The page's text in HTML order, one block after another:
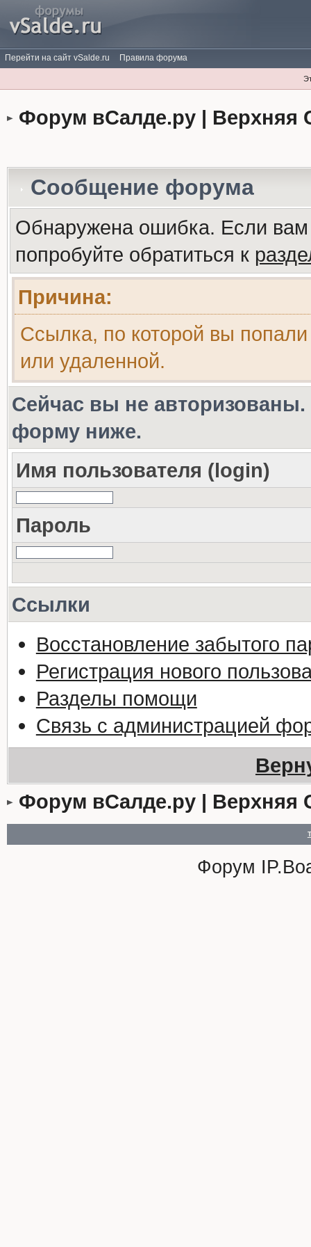
Перейти на сайт vSalde.ru Правила форума
Форум вСалде.ру | Верхняя
Сообщение форума
Обнаружена ошибка. Если
попробуйте обратиться к
Причина:
Ссылка, по которой вы
или удаленной.
Сейчас вы не авторизованы.
форму ниже.
Имя пользователя (login)
Пароль
Ссылки
Восстановление забытого
Регистрация нового
Разделы помощи
Связь с администрацией
Форум вСалде.ру | Верхняя
Форум